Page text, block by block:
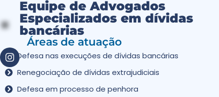
Equipe de Advogados
Especializados em dívidas
bancárias
Áreas de atuação
Defesa nas execuções de dívidas bancárias
Renegociação de dívidas extrajudiciais
Defesa em processo de penhora